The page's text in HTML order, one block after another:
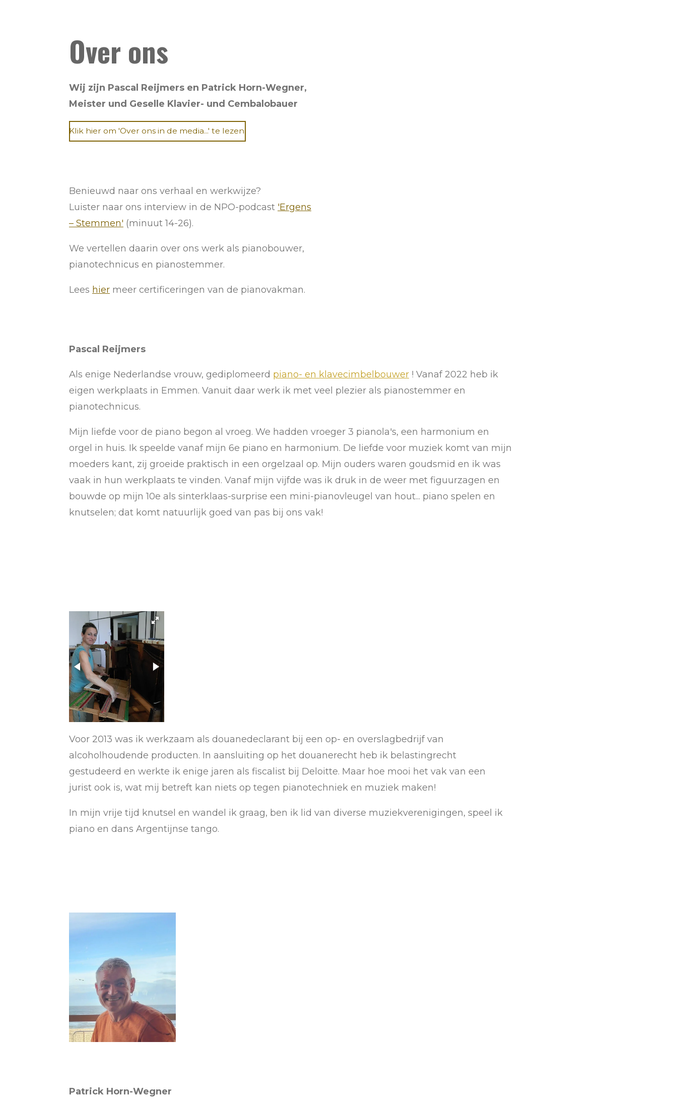
Over ons
Wij zijn Pascal Reijmers en Patrick Horn-Wegner,
Meister und Geselle Klavier- und Cembalobauer
Klik hier om 'Over ons in de media...' te lezen.
Benieuwd naar ons verhaal en werkwijze?
Luister naar ons interview in de NPO-podcast 'Ergens
– Stemmen' (minuut 14-26).
We vertellen daarin over ons werk als pianobouwer,
pianotechnicus en pianostemmer.
Lees hier meer certificeringen van de pianovakman.
Pascal Reijmers
Als enige Nederlandse vrouw, gediplomeerd piano- en klavecimbelbouwer ! Vanaf 2022 heb ik
eigen werkplaats in Emmen. Vanuit daar werk ik met veel plezier als pianostemmer en
pianotechnicus.
Mijn liefde voor de piano begon al vroeg. We hadden vroeger 3 pianola's, een harmonium en
orgel in huis. Ik speelde vanaf mijn 6e piano en harmonium. De liefde voor muziek komt van mijn
moeders kant, zij groeide praktisch in een orgelzaal op. Mijn ouders waren goudsmid en ik was
vaak in hun werkplaats te vinden. Vanaf mijn vijfde was ik druk in de weer met figuurzagen en
bouwde op mijn 10e als sinterklaas-surprise een mini-pianovleugel van hout... piano spelen en
knutselen; dat komt natuurlijk goed van pas bij ons vak!
Voor 2013 was ik werkzaam als douanedeclarant bij een op- en overslagbedrijf van
alcoholhoudende producten. In aansluiting op het douanerecht heb ik belastingrecht
gestudeerd en werkte ik enige jaren als fiscalist bij Deloitte. Maar hoe mooi het vak van een
jurist ook is, wat mij betreft kan niets op tegen pianotechniek en muziek maken!
In mijn vrije tijd knutsel en wandel ik graag, ben ik lid van diverse muziekverenigingen, speel ik
piano en dans Argentijnse tango.
Patrick Horn-Wegner